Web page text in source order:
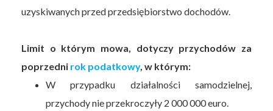
uzyskiwanych przed przedsiębiorstwo dochodów.
Limit o którym mowa, dotyczy przychodów za
poprzedni rok podatkowy, w którym:
W przypadku działalności samodzielnej,
przychody nie przekroczyły 2 000 000 euro.